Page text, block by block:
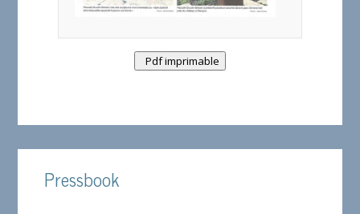
Pdf imprimable
Pressbook